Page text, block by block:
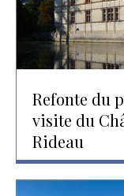
Refonte du
visite du
Rideau